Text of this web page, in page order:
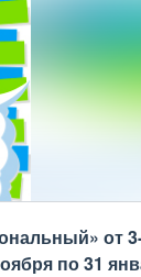
от
по 31